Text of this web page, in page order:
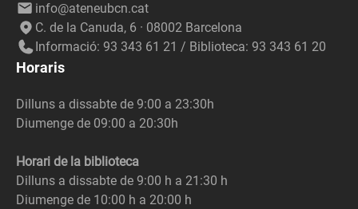
info@ateneubcn.cat
C. de la Canuda, 6 · 08002 Barcelona
Informació: 93 343 61 21 / Biblioteca: 93 343 61 20
Horaris
Dilluns a dissabte de 9:00 a 23:30h
Diumenge de 09:00 a 20:30h
Horari de la biblioteca
Dilluns a dissabte de 9:00 h a 21:30 h
Diumenge de 10:00 h a 20:00 h